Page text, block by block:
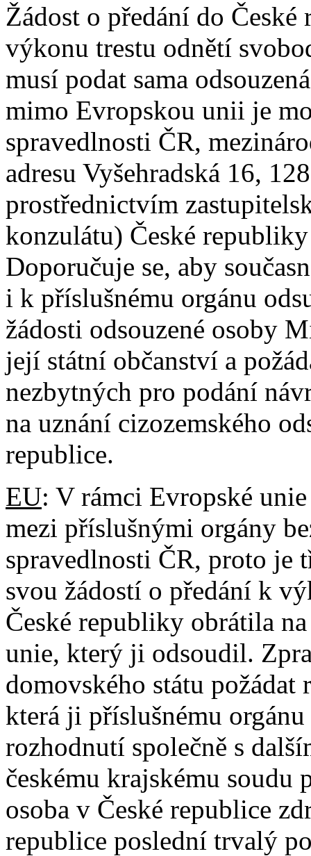
Žádost o předání do
výkonu trestu odnětí
musí podat sama
mimo Evropskou unii je
spravedlnosti ČR,
adresu Vyšehradská 16,
prostřednictvím
konzulátu) České
Doporučuje se, aby
i k příslušnému orgánu
žádosti odsouzené osoby
její státní občanství a
nezbytných pro podání
na uznání cizozemského
republice.
EU: V rámci Evropské
mezi příslušnými orgány
spravedlnosti ČR, proto je
svou žádostí o předání k
České republiky obrátila
unie, který ji odsoudil.
domovského státu
která ji příslušnému
rozhodnutí společně s
českému krajskému soudu
osoba v České republice
republice poslední trvalý